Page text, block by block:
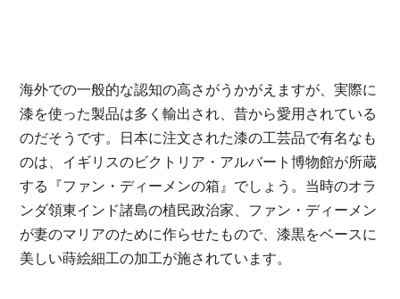
海外での一般的な認知の高さがうかがえますが、実際に
漆を使った製品は多く輸出され、昔から愛用されている
のだそうです。日本に注文された漆の工芸品で有名なも
のは、イギリスのビクトリア・アルバート博物館が所蔵
する『ファン・ディーメンの箱』でしょう。当時のオラ
ンダ領東インド諸島の植民政治家、ファン・ディーメン
が妻のマリアのために作らせたもので、漆黒をベースに
美しい蒔絵細工の加工が施されています。